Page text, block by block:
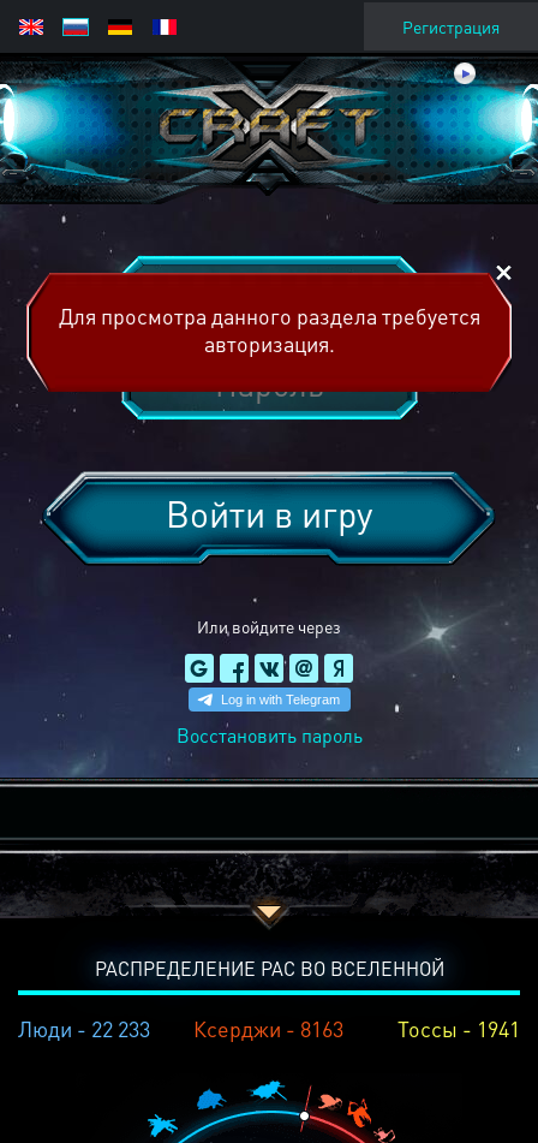
Регистрация
Или войдите через
Войти в игру
Восстановить пароль
Для просмотра данного раздела требуется
авторизация.
РАСПРЕДЕЛЕНИЕ РАС ВО ВСЕЛЕННОЙ
Люди - 22 233 Ксерджи - 8163 Тоссы - 1941